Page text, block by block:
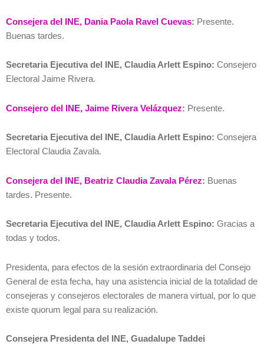
Consejera del INE, Dania Paola Ravel Cuevas: Presente.
Buenas tardes.
Secretaria Ejecutiva del INE, Claudia Arlett Espino: Consejero
Electoral Jaime Rivera.
Consejero del INE, Jaime Rivera Velázquez: Presente.
Secretaria Ejecutiva del INE, Claudia Arlett Espino: Consejera
Electoral Claudia Zavala.
Consejera del INE, Beatriz Claudia Zavala Pérez: Buenas
tardes. Presente.
Secretaria Ejecutiva del INE, Claudia Arlett Espino: Gracias a
todas y todos.
Presidenta, para efectos de la sesión extraordinaria del Consejo
General de esta fecha, hay una asistencia inicial de la totalidad de
consejeras y consejeros electorales de manera virtual, por lo que
existe quorum legal para su realización.
Consejera Presidenta del INE, Guadalupe Taddei